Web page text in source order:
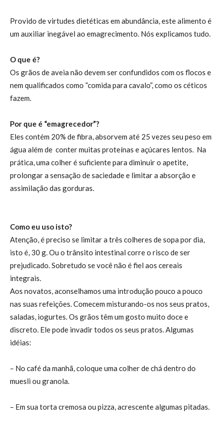
Provido de virtudes dietéticas em abundância, este alimento é
um auxiliar inegável ao emagrecimento. Nós explicamos tudo.
O que é?
Os grãos de aveia não devem ser confundidos com os flocos e
nem qualificados como “comida para cavalo”, como os céticos
fazem.
Por que é “emagrecedor”?
Eles contém 20% de fibra, absorvem até 25 vezes seu peso em
água além de conter muitas proteínas e açúcares lentos. Na
prática, uma colher é suficiente para diminuir o apetite,
prolongar a sensação de saciedade e limitar a absorção e
assimilação das gorduras.
Como eu uso isto?
Atenção, é preciso se limitar a três colheres de sopa por dia,
isto é, 30 g. Ou o trânsito intestinal corre o risco de ser
prejudicado. Sobretudo se você não é fiel aos cereais
integrais.
Aos novatos, aconselhamos uma introdução pouco a pouco
nas suas refeições. Comecem misturando-os nos seus pratos,
saladas, iogurtes. Os grãos têm um gosto muito doce e
discreto. Ele pode invadir todos os seus pratos. Algumas
idéias:
– No café da manhã, coloque uma colher de chá dentro do
muesli ou granola.
– Em sua torta cremosa ou pizza, acrescente algumas pitadas.